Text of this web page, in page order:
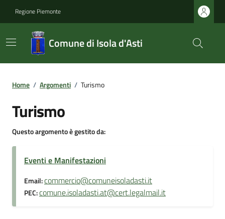
Regione Piemonte
Comune di Isola d'Asti
Home / Argomenti / Turismo
Turismo
Questo argomento è gestito da:
Eventi e Manifestazioni
Email:commercio@comuneisoladasti.it
PEC:comune.isoladasti.at@cert.legalmail.it